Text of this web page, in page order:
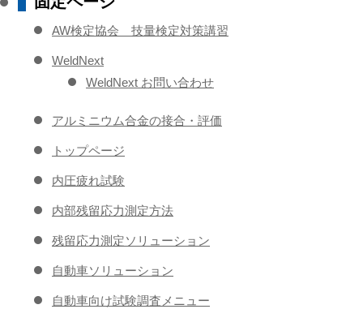
AW検定協会 技量検定対策講習
WeldNext
WeldNext お問い合わせ
アルミニウム合金の接合・評価
トップページ
内圧疲れ試験
内部残留応力測定方法
残留応力測定ソリューション
自動車ソリューション
自動車向け試験調査メニュー